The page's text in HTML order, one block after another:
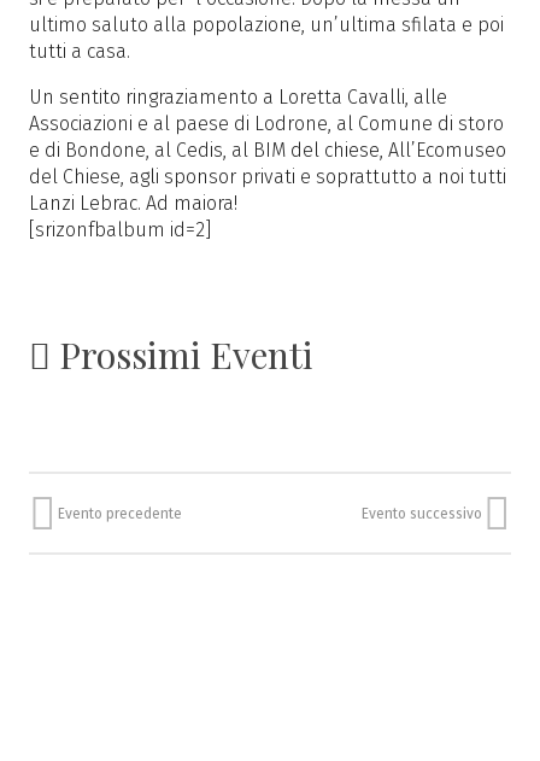
ultimo saluto alla popolazione, un’ultima sfilata e poi
tutti a casa.
Un sentito ringraziamento a Loretta Cavalli, alle
Associazioni e al paese di Lodrone, al Comune di storo
e di Bondone, al Cedis, al BIM del chiese, All’Ecomuseo
del Chiese, agli sponsor privati e soprattutto a noi tutti
Lanzi Lebrac. Ad maiora!
[srizonfbalbum id=2]
Prossimi Eventi
Evento precedente Evento successivo